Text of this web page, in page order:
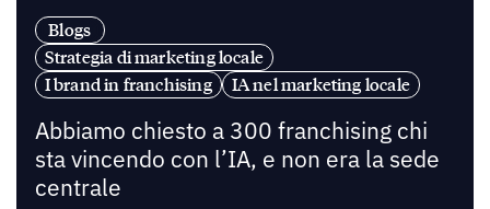
Blogs
Strategia di marketing locale
I brand in franchising
IA nel marketing locale
Abbiamo chiesto a 300 franchising chi
sta vincendo con l’IA, e non era la sede
centrale